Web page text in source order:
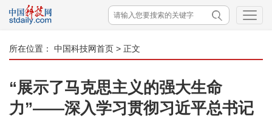
所在位置： 中国科技网首页 > 正文
“展示了马克思主义的强大生命
力”——深入学习贯彻习近平总书记